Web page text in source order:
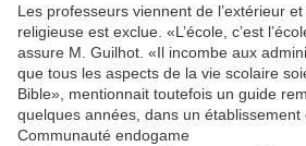
Les professeurs viennent de l’extérieur
religieuse est exclue. «L’école, c’est
assure M. Guilhot. «Il incombe aux
que tous les aspects de la vie scolaire
Bible», mentionnait toutefois un guide
quelques années, dans un établissement
Communauté endogame